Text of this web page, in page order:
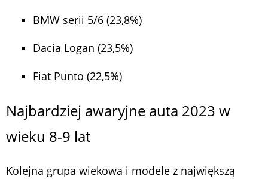
BMW serii 5/6 (23,8%)
Dacia Logan (23,5%)
Fiat Punto (22,5%)
Najbardziej awaryjne auta 2023 w
wieku 8-9 lat
Kolejna grupa wiekowa i modele z największą